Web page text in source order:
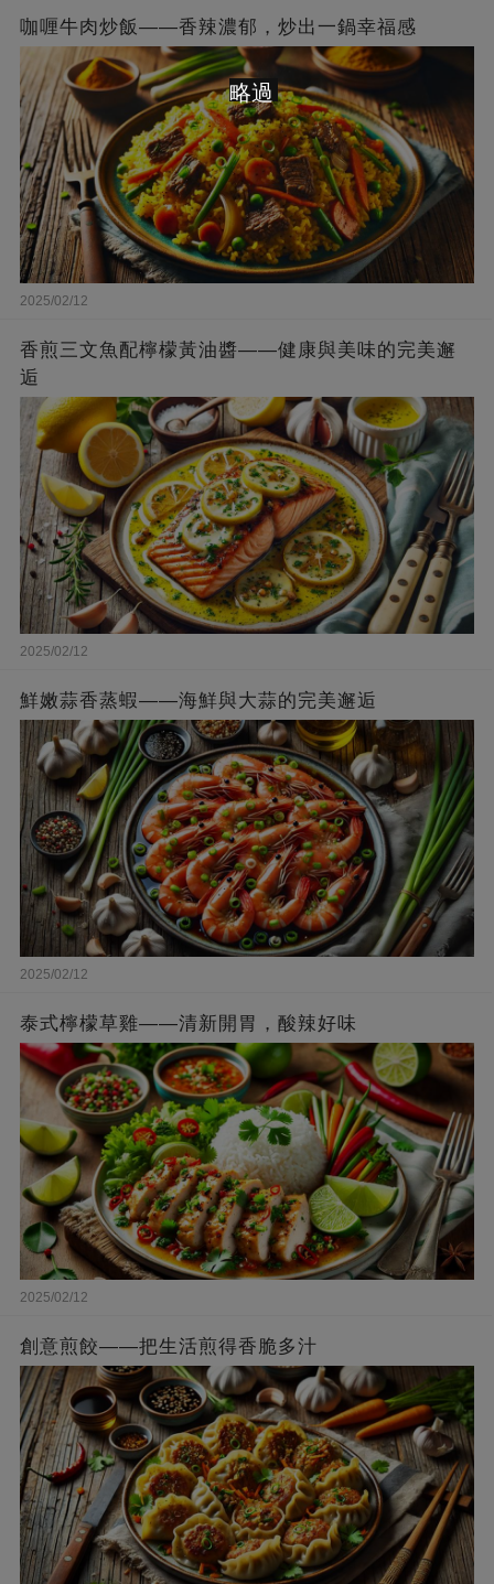
咖喱牛肉炒飯——香辣濃郁，炒出一鍋幸福感
2025/02/12
香煎三文魚配檸檬黃油醬——健康與美味的完美邂
逅
2025/02/12
鮮嫩蒜香蒸蝦——海鮮與大蒜的完美邂逅
2025/02/12
泰式檸檬草雞——清新開胃，酸辣好味
2025/02/12
創意煎餃——把生活煎得香脆多汁
略過